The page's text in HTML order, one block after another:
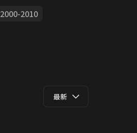
2000-2010
最新